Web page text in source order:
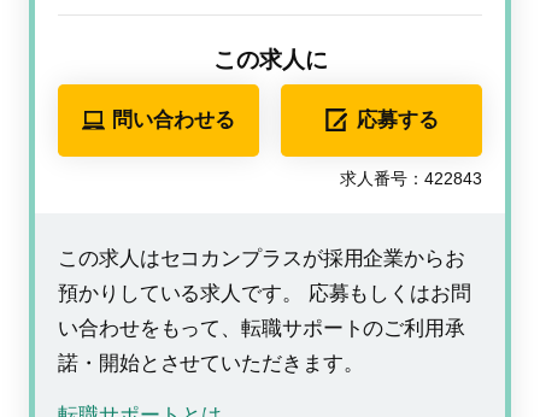
この求人に
問い合わせる 応募する
求人番号：422843
この求人はセコカンプラスが採用企業からお
預かりしている求人です。 応募もしくはお問
い合わせをもって、転職サポートのご利用承
諾・開始とさせていただきます。